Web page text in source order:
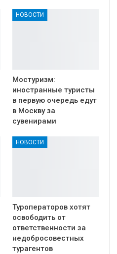
НОВОСТИ
Мостуризм:
иностранные туристы
в первую очередь едут
в Москву за
сувенирами
НОВОСТИ
Туроператоров хотят
освободить от
ответственности за
недобросовестных
турагентов